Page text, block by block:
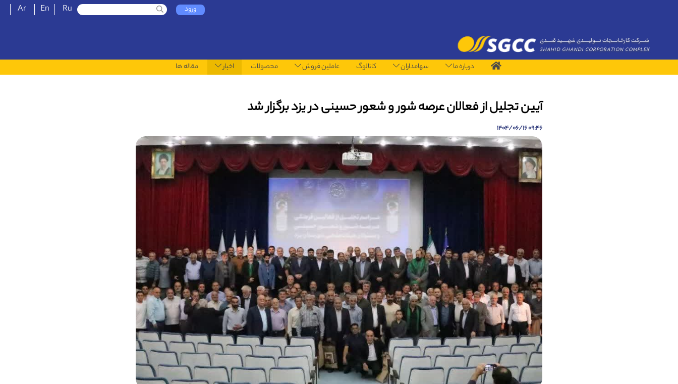
Ar En Ru ورود
شــــرکت کارخـانــــجات تــــولیـــــدی شهــــــید قنــــدی
SHAHID GHANDI CORPORATION COMPLEX
درباره ما سهامداران کاتالوگ عاملین فروش محصولات اخبار مقاله ها
آیین تجلیل از فعالان عرصه شور و شعور حسینی در یزد برگزار شد
09:46 1404/06/16